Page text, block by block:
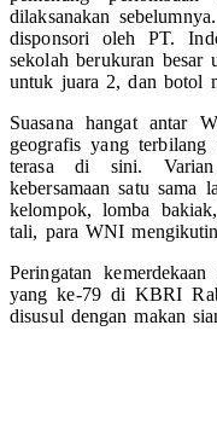
dilaksanakan
disponsori oleh PT.
sekolah berukuran
untuk juara 2, dan botol
Suasana hangat antar
geografis yang
terasa di sini.
kebersamaan satu sama
kelompok, lomba
tali, para WNI
Peringatan
yang ke-79 di KBRI
disusul dengan makan